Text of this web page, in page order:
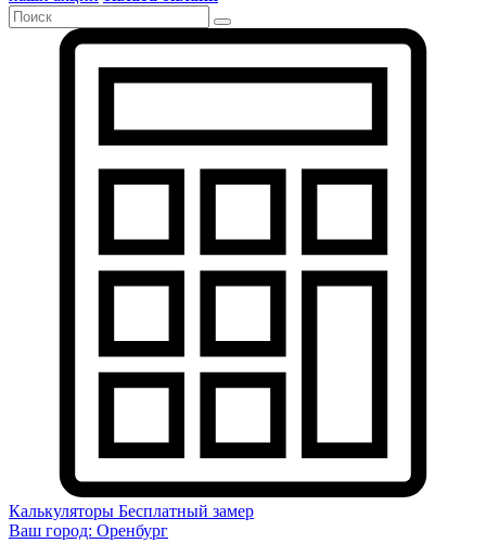
Калькуляторы Бесплатный замер
Ваш город: Оренбург